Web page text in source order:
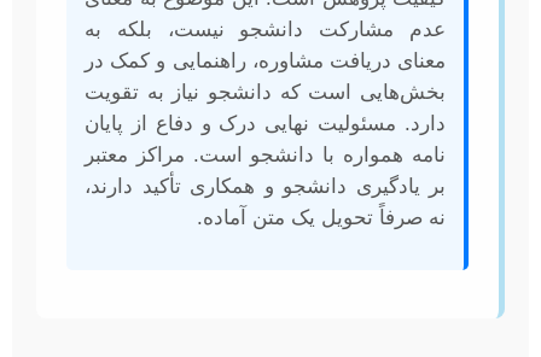
عدم مشارکت دانشجو نیست، بلکه به
معنای دریافت مشاوره، راهنمایی و کمک در
بخش‌هایی است که دانشجو نیاز به تقویت
دارد. مسئولیت نهایی درک و دفاع از پایان
نامه همواره با دانشجو است. مراکز معتبر
بر یادگیری دانشجو و همکاری تأکید دارند،
نه صرفاً تحویل یک متن آماده.